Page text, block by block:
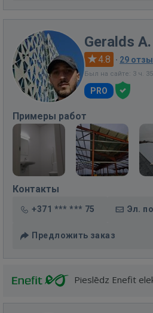
Geralds A.
4.8 · 29
Был на сайте: 3 ч.
PRO
Примеры работ
Контакты
+371 *** *** 75 Эл.
Предложить заказ
Pieslēdz Enefit